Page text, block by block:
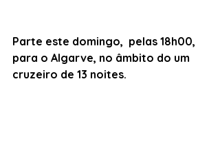
Parte este domingo,  pelas 18h00,
para o Algarve, no âmbito do um
cruzeiro de 13 noites.